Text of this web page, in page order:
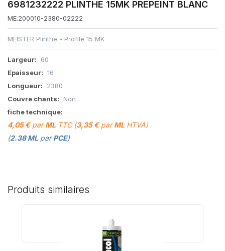
6981232222 PLINTHE 15MK PREPEINT BLANC
ME.200010-2380-02222
MEISTER Plinthe - Profile 15 MK
Largeur:
60
Epaisseur: 16
Longueur:
2380
Couvre chants:
Non
fiche technique:
4,05 €parML TTC (3,35 €parML HTVA)
(2.38 ML parPCE)
Produits similaires